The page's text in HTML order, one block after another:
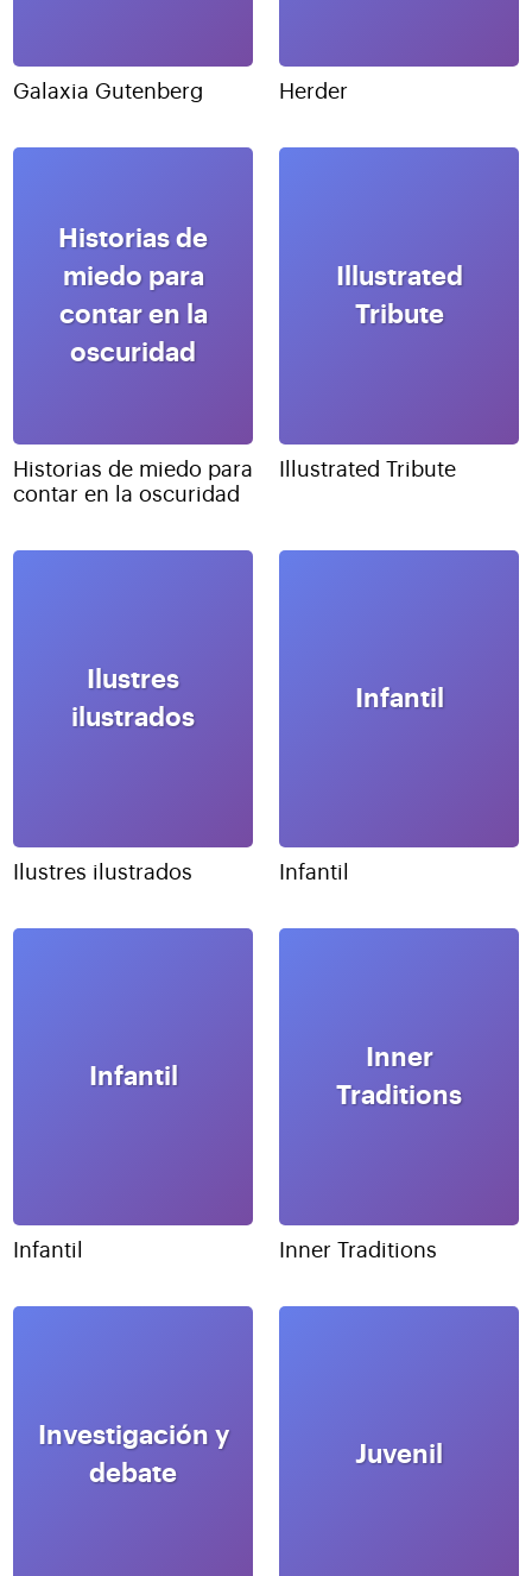
Galaxia Gutenberg Herder
Historias de
miedo para
contar en la
oscuridad
Historias de miedo para
contar en la oscuridad
Illustrated
Tribute
Illustrated Tribute
Ilustres
ilustrados
Ilustres ilustrados
Infantil
Infantil
Infantil
Infantil
Inner
Traditions
Inner Traditions
Investigación y
debate
Juvenil